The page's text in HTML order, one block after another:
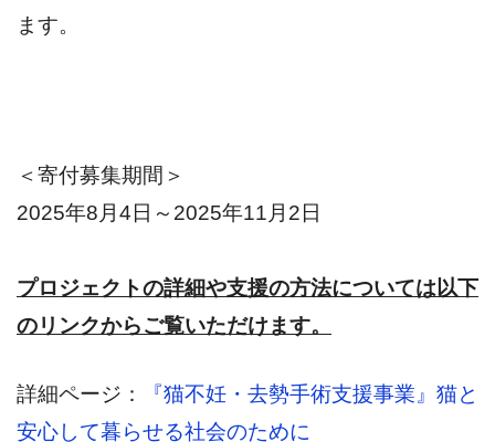
ます。
＜寄付募集期間＞
2025年8月4日～2025年11月2日
プロジェクトの詳細や支援の方法については以下
のリンクからご覧いただけます。
詳細ページ：
『猫不妊・去勢手術支援事業』猫と
安心して暮らせる社会のために